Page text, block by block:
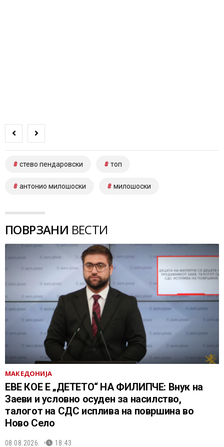
стево пендаровски топ
антонио милошоски милошоски
ПОВРЗАНИ ВЕСТИ
МАКЕДОНИЈА
ЕВЕ КОЕ Е „ДЕТЕТО“ НА ФИЛИПЧЕ: Внук на
Заеви и условно осуден за насилство,
талогот на СДС исплива на површина во
Ново Село
08.08.2026. 18:43